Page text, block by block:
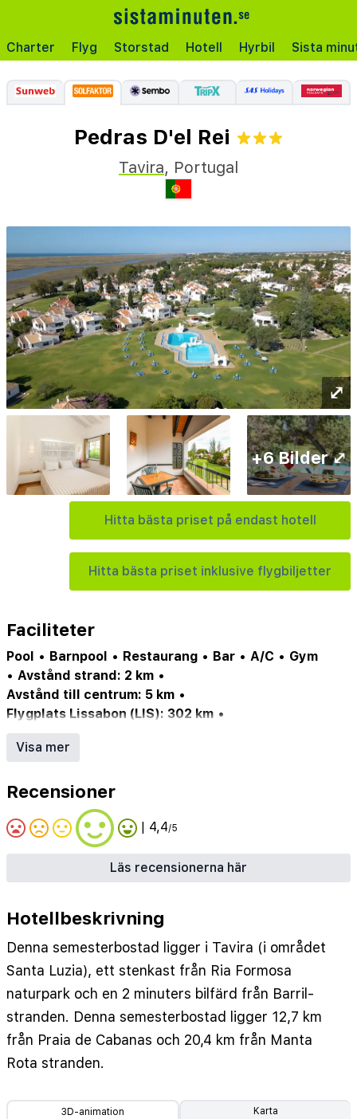
Charter Flyg Storstad Hotell Hyrbil Sista
Pedras D'el Rei
Tavira, Portugal
⤢
Hitta bästa priset på endast hotell
Hitta bästa priset inklusive flygbiljetter
+6 Bilder ⤢
Faciliteter
Pool • Barnpool • Restaurang • Bar • A/C • Gym
• Avstånd strand: 2 km •
Avstånd till centrum: 5 km •
Flygplats Lissabon (LIS): 302 km •
Flygplats Faro (FAO): 42.6 km
Pool (ev. säsongsöppen)
Internet/Wi-Fi
Parkering/garage (ev. mot avgift)
Visa mer
Recensioner
| 4,4/5
Läs recensionerna här
Hotellbeskrivning
Denna semesterbostad ligger i Tavira (i området
Santa Luzia), ett stenkast från Ria Formosa
naturpark och en 2 minuters bilfärd från Barril-
stranden. Denna semesterbostad ligger 12,7 km
från Praia de Cabanas och 20,4 km från Manta
Rota stranden.
3D-animation Karta